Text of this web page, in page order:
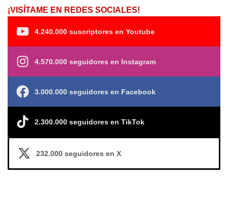
¡VISÍTAME EN REDES SOCIALES!
4.240.000 suscriptores en Youtube
4.570.000 seguidores en Instagram
3.000.000 seguidores en Facebook
2.300.000 seguidores en TikTok
232.000 seguidores en X